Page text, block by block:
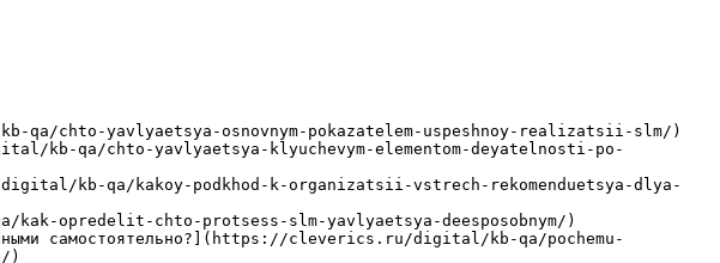
qa/chto-yavlyaetsya-osnovnym-pokazatelem-uspeshnoy-realizatsii-slm/)
kb-qa/chto-yavlyaetsya-klyuchevym-elementom-deyatelnosti-po-
digital/kb-qa/kakoy-podkhod-k-organizatsii-vstrech-rekomenduetsya-dlya-
kak-opredelit-chto-protsess-slm-yavlyaetsya-deesposobnym/)
самостоятельно?](https://cleverics.ru/digital/kb-qa/pochemu-
)